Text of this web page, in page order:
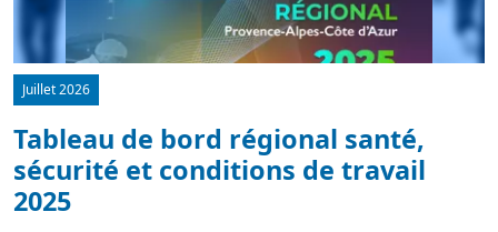
Juillet 2026
Tableau de bord régional santé,
sécurité et conditions de travail
2025